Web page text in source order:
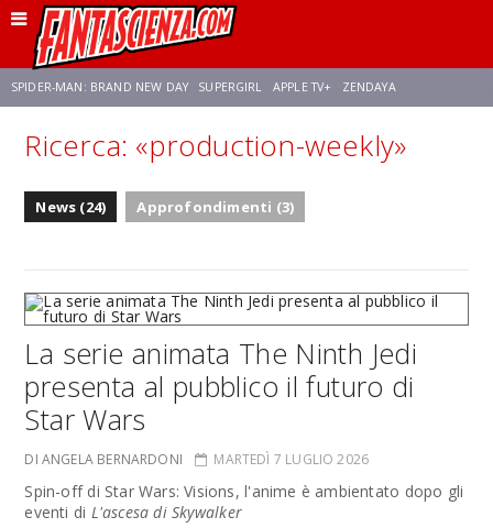
SPIDER-MAN: BRAND NEW DAY SUPERGIRL APPLE TV+ ZENDAYA
FRANCO RICCIARDIELLO AVENGERS: DOOMSDAY STAR TREK NETFLIX
Ricerca: «production-weekly»
News (24) Approfondimenti (3)
La serie animata The Ninth Jedi
presenta al pubblico il futuro di
Star Wars
DI ANGELA BERNARDONI MARTEDÌ 7 LUGLIO 2026
Spin-off di Star Wars: Visions, l'anime è ambientato dopo gli
eventi di L'ascesa di Skywalker